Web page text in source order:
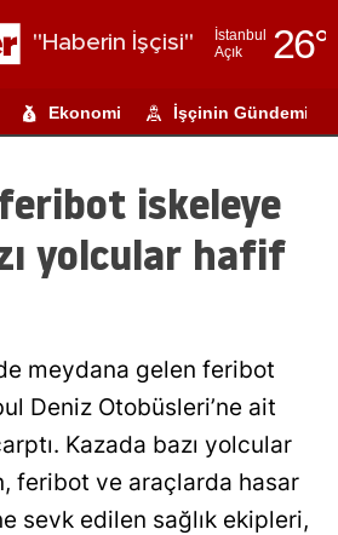
"Haberin İşçisi"
İstanbul
Açık
26°
Adıyaman
Ağrı
Amasya
Antalya
Artvin
Aydın
Balıkesir
Ekonomi İşçinin Gündemi
iskeleye
yolcular hafif
meydana gelen feribot
Deniz Otobüsleri’ne ait
Kazada bazı yolcular
feribot ve araçlarda hasar
sevk edilen sağlık ekipleri,